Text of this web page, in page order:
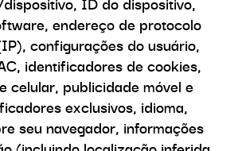
endereço de protocolo
configurações do usuário,
identificadores de cookies,
celular, publicidade móvel e
exclusivos, idioma,
seu navegador, informações